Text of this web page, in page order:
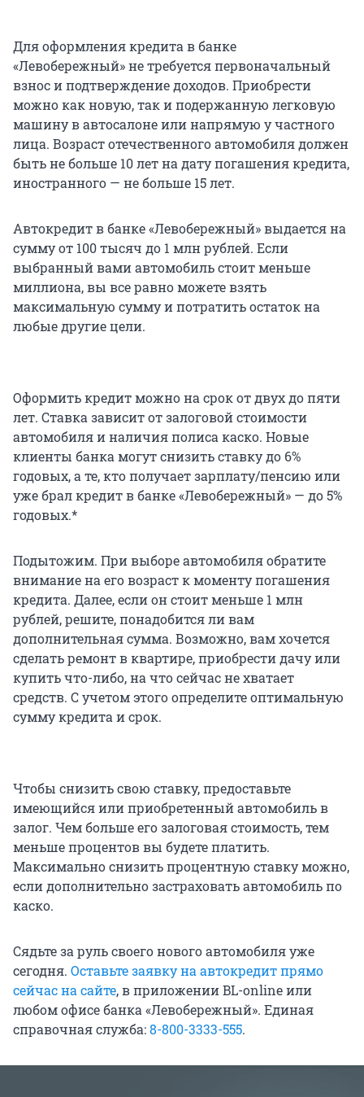
Для оформления кредита в банке
«Левобережный» не требуется первоначальный
взнос и подтверждение доходов. Приобрести
можно как новую, так и подержанную легковую
машину в автосалоне или напрямую у частного
лица. Возраст отечественного автомобиля должен
быть не больше 10 лет на дату погашения кредита,
иностранного — не больше 15 лет.
Автокредит в банке «Левобережный» выдается на
сумму от 100 тысяч до 1 млн рублей. Если
выбранный вами автомобиль стоит меньше
миллиона, вы все равно можете взять
максимальную сумму и потратить остаток на
любые другие цели.
Оформить кредит можно на срок от двух до пяти
лет. Ставка зависит от залоговой стоимости
автомобиля и наличия полиса каско. Новые
клиенты банка могут снизить ставку до 6%
годовых, а те, кто получает зарплату/пенсию или
уже брал кредит в банке «Левобережный» — до 5%
годовых.*
Подытожим. При выборе автомобиля обратите
внимание на его возраст к моменту погашения
кредита. Далее, если он стоит меньше 1 млн
рублей, решите, понадобится ли вам
дополнительная сумма. Возможно, вам хочется
сделать ремонт в квартире, приобрести дачу или
купить что-либо, на что сейчас не хватает
средств. С учетом этого определите оптимальную
сумму кредита и срок.
Чтобы снизить свою ставку, предоставьте
имеющийся или приобретенный автомобиль в
залог. Чем больше его залоговая стоимость, тем
меньше процентов вы будете платить.
Максимально снизить процентную ставку можно,
если дополнительно застраховать автомобиль по
каско.
Сядьте за руль своего нового автомобиля уже
сегодня. Оставьте заявку на автокредит прямо
сейчас на сайте, в приложении BL-online или
любом офисе банка «Левобережный». Единая
справочная служба:8-800-3333-555.